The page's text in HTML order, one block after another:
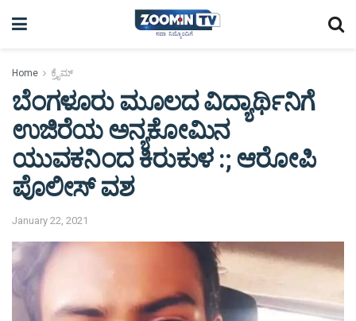
Home ಕ್ರೈಮ್
ಬೆಂಗಳೂರು ಮೂಲದ ವಿದ್ಯಾರ್ಥಿನಿಗೆ
ಉಜಿರೆಯ ಅನ್ಯಕೋಮಿನ
ಯುವಕನಿಂದ ಕಿರುಕುಳ :; ಆರೋಪಿ
ಪೊಲೀಸ್ ವಶ
January 22, 2021